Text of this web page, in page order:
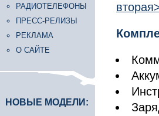
РАДИОТЕЛЕФОНЫ
ПРЕСС-РЕЛИЗЫ
РЕКЛАМА
О САЙТЕ
НОВЫЕ МОДЕЛИ: